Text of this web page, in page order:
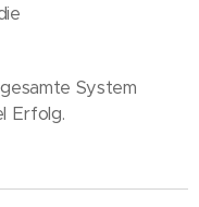
System
Erfolg.